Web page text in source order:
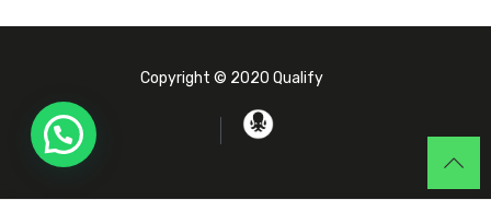
Copyright © 2020 Qualify